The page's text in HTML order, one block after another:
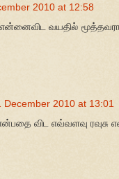
2010 at 12:58
வயதில்
December 2010 at 13:01
விட எவ்வளவு ரவுசு